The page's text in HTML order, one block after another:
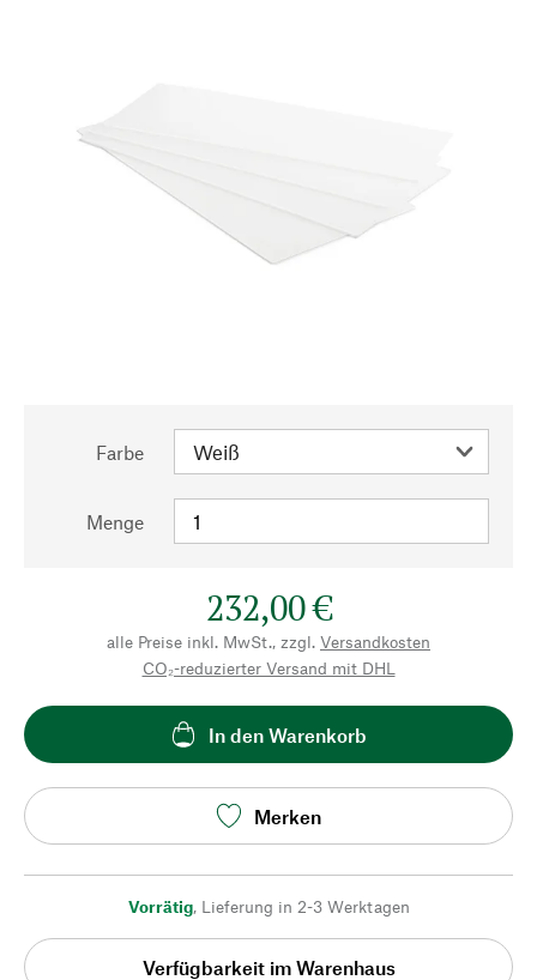
Farbe
Menge
232,00 €
alle Preise inkl. MwSt., zzgl. Versandkosten
CO₂-reduzierter Versand mit DHL
In den Warenkorb
Merken
Vorrätig, Lieferung in 2-3 Werktagen
Verfügbarkeit im Warenhaus